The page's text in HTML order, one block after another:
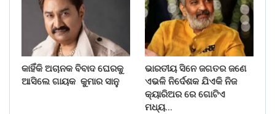
କାହିଁକି ଅଚାନକ ବିବାଦ ଘେରକୁ
ଆସିଲେ ଗାୟକ କୁମାର ସାନୁ
ଭାରତୀୟ ସିନେ ଜଗତର ଜଣେ
ଏଭଳି ନିର୍ଦେଶକ ଯିଏକି ନିଜ
କ୍ୟାରିଅର ରେ ଗୋଟିଏ
ମଧ୍ୟ…